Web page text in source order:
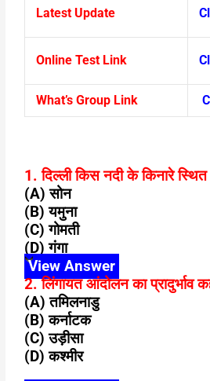
Latest Update
Online Test Link
What’s Group Link
1. दिल्ली किस नदी के किनारे
(A) सोन
(B) यमुना
(C) गोमती
(D) गंगा
View Answer
2. लिंगायत आंदोलन का प्रादुर्भाव
(A) तमिलनाडु
(B) कर्नाटक
(C) उड़ीसा
(D) कश्मीर